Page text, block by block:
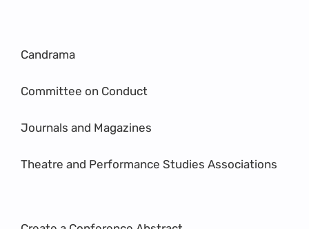
Candrama
Committee on Conduct
Journals and Magazines
Theatre and Performance Studies Associations